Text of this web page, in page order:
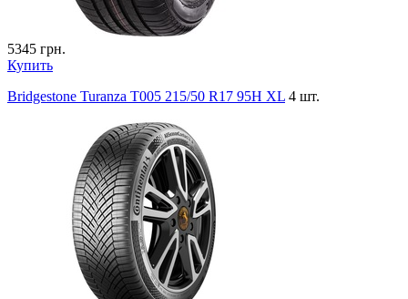
5345 грн.
Купить
Bridgestone Turanza T005 215/50 R17 95H XL 4 шт.